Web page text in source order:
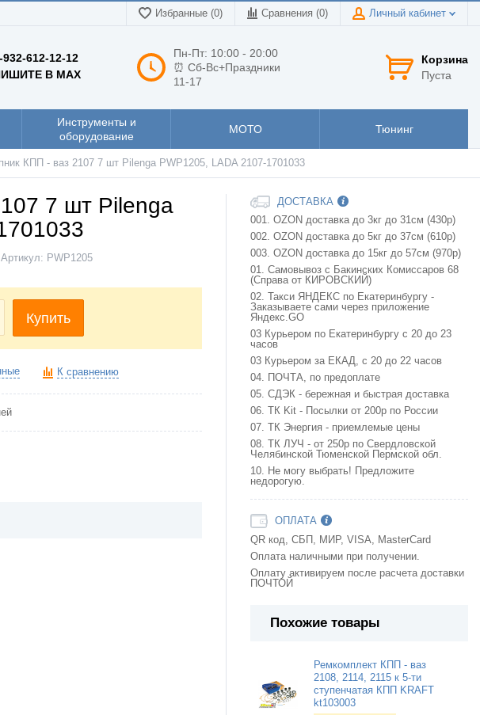
Избранные (0) Сравнения (0) Личный кабинет
932-612-12-12
В MAX
Пн-Пт: 10:00 - 20:00
⏰ Сб-Вс+Праздники
11-17
Корзина
Пуста
Инструменты и
оборудование
МОТО Тюнинг
КПП - ваз 2107 7 шт Pilenga PWP1205, LADA 2107-1701033
7 шт Pilenga
Артикул: PWP1205
Купить
К сравнению
ДОСТАВКА
001. OZON доставка до 3кг до 31см (430р)
002. OZON доставка до 5кг до 37см (610р)
003. OZON доставка до 15кг до 57см (970р)
01. Самовывоз с Бакинских Комиссаров 68
(Справа от КИРОВСКИЙ)
02. Такси ЯНДЕКС по Екатеринбургу -
Заказываете сами через приложение
Яндекс.GO
03 Курьером по Екатеринбургу с 20 до 23
часов
03 Курьером за ЕКАД, с 20 до 22 часов
04. ПОЧТА, по предоплате
05. СДЭК - бережная и быстрая доставка
06. ТК Kit - Посылки от 200р по России
07. ТК Энергия - приемлемые цены
08. ТК ЛУЧ - от 250р по Свердловской
Челябинской Тюменской Пермской обл.
10. Не могу выбрать! Предложите
недорогую.
ОПЛАТА
QR код, СБП, МИР, VISA, MasterCard
Оплата наличными при получении.
Оплату активируем после расчета доставки
ПОЧТОЙ
Похожие товары
Ремкомплект КПП - ваз
2108, 2114, 2115 к 5-ти
ступенчатая КПП KRAFT
kt103003